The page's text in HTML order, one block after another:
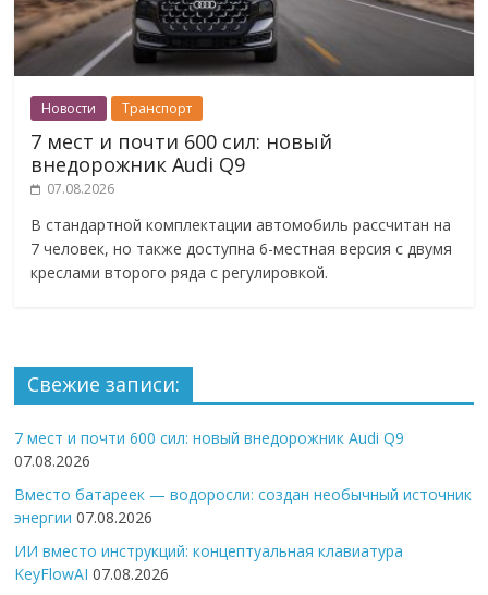
Новости Транспорт
7 мест и почти 600 сил: новый
внедорожник Audi Q9
07.08.2026
В стандартной комплектации автомобиль рассчитан на
7 человек, но также доступна 6-местная версия с двумя
креслами второго ряда с регулировкой.
Свежие записи:
7 мест и почти 600 сил: новый внедорожник Audi Q9
07.08.2026
Вместо батареек — водоросли: создан необычный источник
энергии 07.08.2026
ИИ вместо инструкций: концептуальная клавиатура
KeyFlowAI 07.08.2026